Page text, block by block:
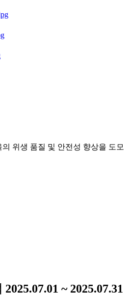
위생 품질 및 안전성 향상을 도모
~ 2025.07.31